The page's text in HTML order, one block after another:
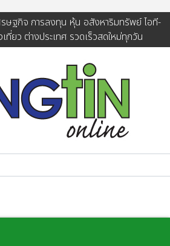
ษฐกิจ การลงทุน หุ้น อสังหาริมทรัพย์ ไอที-
ที่ยว ต่างประเทศ รวดเร็วสดใหม่ทุกวัน